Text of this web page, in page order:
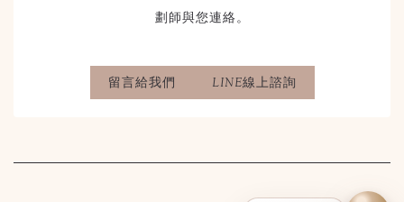
劃師與您連絡。
留言給我們 LINE線上諮詢